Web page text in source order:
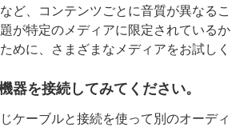
ど、コンテンツごとに音質が異なるこ
が特定のメディアに限定されているか
めに、さまざまなメディアをお試しく
器を接続してみてください。
ケーブルと接続を使って別のオーディ